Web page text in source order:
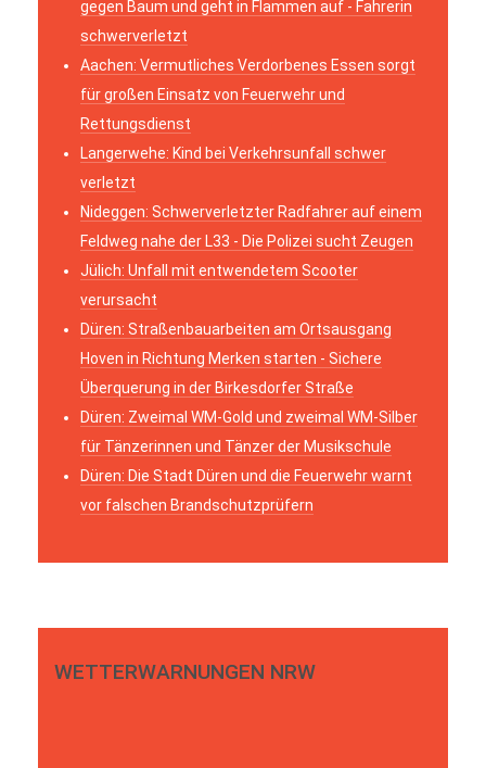
gegen Baum und geht in Flammen auf - Fahrerin
schwerverletzt
Aachen: Vermutliches Verdorbenes Essen sorgt
für großen Einsatz von Feuerwehr und
Rettungsdienst
Langerwehe: Kind bei Verkehrsunfall schwer
verletzt
Nideggen: Schwerverletzter Radfahrer auf einem
Feldweg nahe der L33 - Die Polizei sucht Zeugen
Jülich: Unfall mit entwendetem Scooter
verursacht
Düren: Straßenbauarbeiten am Ortsausgang
Hoven in Richtung Merken starten - Sichere
Überquerung in der Birkesdorfer Straße
Düren: Zweimal WM-Gold und zweimal WM-Silber
für Tänzerinnen und Tänzer der Musikschule
Düren: Die Stadt Düren und die Feuerwehr warnt
vor falschen Brandschutzprüfern
WETTERWARNUNGEN NRW